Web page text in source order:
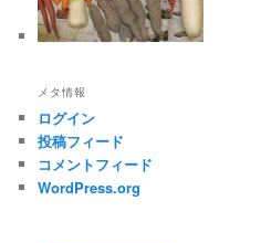
メタ情報
ログイン
投稿フィード
コメントフィード
WordPress.org